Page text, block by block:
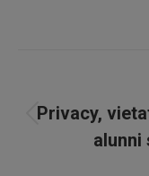
tra
Privacy,
alunni